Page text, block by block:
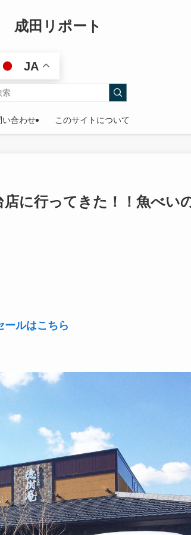
成田リポート
い合わせ このサイトについて
JA
に行ってきた！！魚べい
ルはこちら